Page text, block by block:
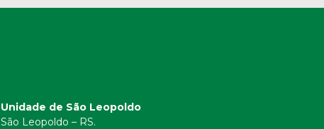
Unidade de São Leopoldo
São Leopoldo – RS.